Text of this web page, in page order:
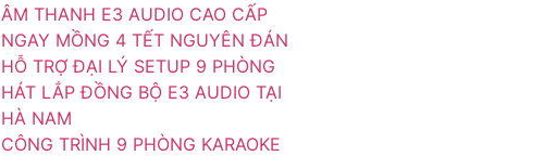
ÂM THANH E3 AUDIO CAO CẤP
NGAY MỒNG 4 TẾT NGUYÊN ĐÁN
HỖ TRỢ ĐẠI LÝ SETUP 9 PHÒNG
HÁT LẮP ĐỒNG BỘ E3 AUDIO TẠI
HÀ NAM
CÔNG TRÌNH 9 PHÒNG KARAOKE